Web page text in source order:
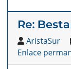
Re:
AristaSur
Enlace